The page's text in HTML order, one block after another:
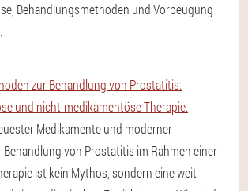
Behandlungsmethoden und Vorbeugung
zur Behandlung von Prostatitis:
und nicht-medikamentöse Therapie.
Medikamente und moderner
Behandlung von Prostatitis im Rahmen einer
ist kein Mythos, sondern eine weit